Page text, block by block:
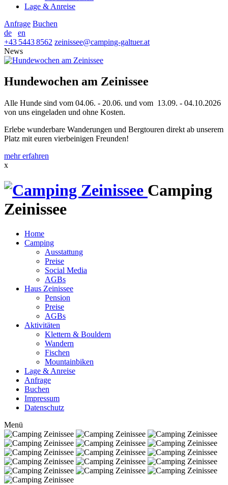
Lage & Anreise
Anfrage Buchen
de
en
+43 5443 8562 zeinissee@camping-galtuer.at
News
Hundewochen am Zeinissee
Alle Hunde sind vom 04.06. - 20.06. und vom 13.09. - 04.10.2026
von uns eingeladen und ohne Kosten.
Erlebe wunderbare Wanderungen und Bergtouren direkt ab unserem
Platz mit euren vierbeinigen Freunden!
mehr erfahren
x
Camping
Zeinissee
Home
Camping
Ausstattung
Preise
Social Media
AGBs
Haus Zeinissee
Pension
Preise
AGBs
Aktivitäten
Klettern & Bouldern
Wandern
Fischen
Mountainbiken
Lage & Anreise
Anfrage
Buchen
Impressum
Datenschutz
Menü